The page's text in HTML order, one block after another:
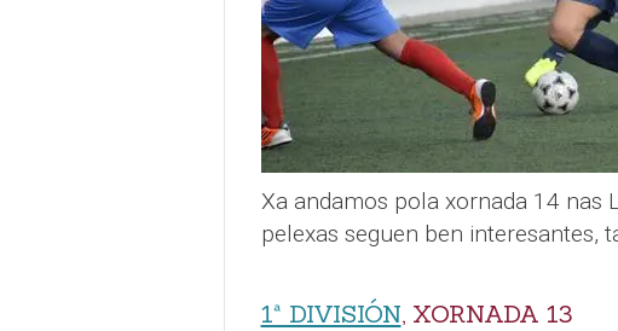
Xa andamos pola xornada 14 nas
pelexas seguen ben interesantes,
1ª DIVISIÓN, XORNADA 13